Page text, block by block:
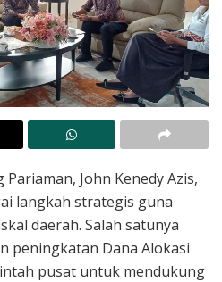
John Kenedy Azis,
langkah strategis guna
daerah. Salah satunya
peningkatan Dana Alokasi
pusat untuk mendukung